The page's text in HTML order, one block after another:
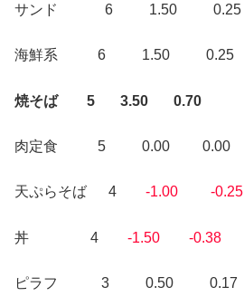
サンド 6 1.50 0.25
海鮮系 6 1.50 0.25
焼そば 5 3.50 0.70
肉定食 5 0.00 0.00
天ぷらそば 4 -1.00 -0.25
丼 4 -1.50 -0.38
ピラフ 3 0.50 0.17